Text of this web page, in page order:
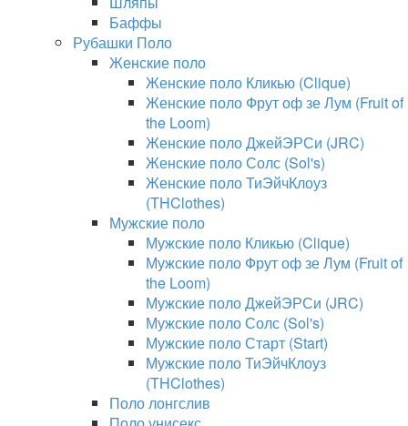
Баффы
Рубашки Поло
Женские поло
Женские поло Кликью (Clique)
Женские поло Фрут оф зе Лум (Fruit of
the Loom)
Женские поло ДжейЭРСи (JRC)
Женские поло Солс (Sol's)
Женские поло ТиЭйчКлоуз
(THClothes)
Мужские поло
Мужские поло Кликью (Clique)
Мужские поло Фрут оф зе Лум (Fruit of
the Loom)
Мужские поло ДжейЭРСи (JRC)
Мужские поло Солс (Sol's)
Мужские поло Старт (Start)
Мужские поло ТиЭйчКлоуз
(THClothes)
Поло лонгслив